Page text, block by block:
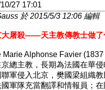
27 17:01
於 2015/5/3 12:06 編輯
大屠殺——天主教傳教士做了
Marie Alphonse Favier
總主教，長期為法國在華
軍侵入北京，樊國梁組織
軍隊充當翻譯和情報員；